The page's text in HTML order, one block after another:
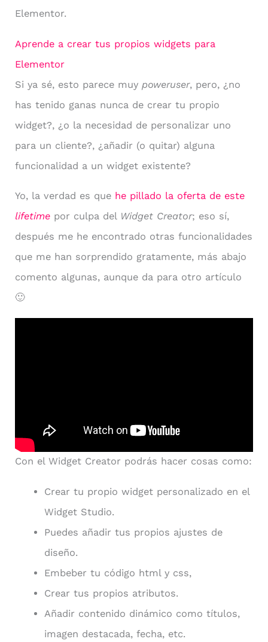
Elementor.
Aprende a crear tus propios widgets para
Elementor
Si ya sé, esto parece muy poweruser, pero, ¿no
has tenido ganas nunca de crear tu propio
widget?, ¿o la necesidad de personalizar uno
para un cliente?, ¿añadir (o quitar) alguna
funcionalidad a un widget existente?
Yo, la verdad es que he pillado la oferta de este
lifetime por culpa del Widget Creator; eso sí,
después me he encontrado otras funcionalidades
que me han sorprendido gratamente, más abajo
comento algunas, aunque da para otro artículo
🙂
Con el Widget Creator podrás hacer cosas como:
Crear tu propio widget personalizado en el
Widget Studio.
Puedes añadir tus propios ajustes de
diseño.
Embeber tu código html y css,
Crear tus propios atributos.
Añadir contenido dinámico como títulos,
imagen destacada, fecha, etc.